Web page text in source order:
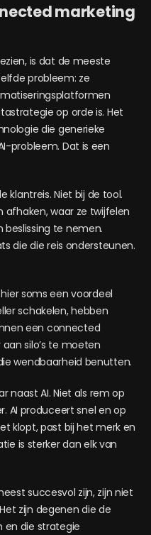
marketing
is dat de meeste
probleem: ze
op orde is. Het
die generieke
probleem. Dat is een
klantreis. Niet bij de tool.
afhaken, waar ze twijfelen
te nemen.
die die reis ondersteunen.
soms een voordeel
schakelen, hebben
een connected
silo’s te moeten
wendbaarheid benutten.
naast AI. Niet als rem op
AI produceert snel en op
klopt, past bij het merk en
is sterker dan elk van
succesvol zijn, zijn niet
zijn degenen die de
en die strategie